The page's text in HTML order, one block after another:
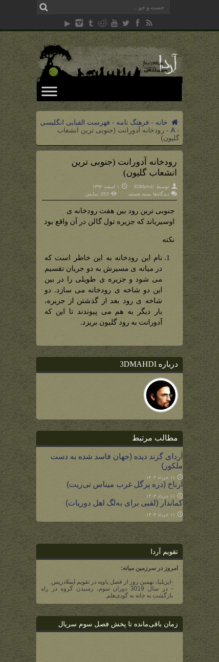
خانه - فرهنگ نامه - فهرست الفبایی انگلیسی
-
A
- رودخانه آدورانت (جنوبی ترین انشعاب
گلیون)
رودخانه آدورانت (جنوبی ترین
انشعاب گلیون)
توسط: 3DMahdi
۱ اسفند ۱۳۹۲
دیدگاه‌ها برای
ترین
انشعاب
گلیون)
بسته هستند 353 نمایش
جنوبی ترین رود بین هفت رودخانه ی
اوسیریاند که جزیره تول گالن در آن واقع بود
نکته
نام این رودخانه به این خاطر است که
در میانه ی مسیرش به دو جریان تقسیم
می شود و جزیره ی طویلی را در بین
این دو شاخه ی رودخانه می سازد. دو
شاخه ی رود بعد از گذشتن از جزیره،
بار دیگر به هم می پیوندند تا این که
آدورانت به رود گلیون بریزد.
درباره 3DMAHDI
مطالب مرتبط
آردای گزند دیده (جهان فاسد شده به دست
ملکور)
۱۱ خرداد ۱۴۰۳
آرناخ (دره پرگل غرب میناس تی‌ریت)
۱۱ خرداد ۱۴۰۳
کماندار (لقبی برای به‌لگ اهل دوریات)
۱۱ خرداد ۱۴۰۳
تقویم آردا
امروز در سرزمین میانه:
-ایزیلیا، نهمین روز از فصل یاویه در تقویم ایملادریس.
- در سال 3019 دوران سوم، رسیدن گروه در راه
بازگشت به خانه به گودی‌هلم.
زمان باقی‌مانده تا پخش فصل سوم سریال